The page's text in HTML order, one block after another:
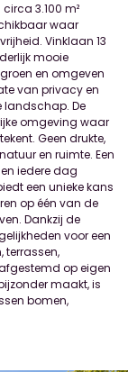
3.100 m²
waar
Vinklaan 13
mooie
en omgeven
van privacy en
landschap. De
omgeving waar
Geen drukte,
en ruimte. Een
iedere dag
een unieke kans
op één van de
Dankzij de
voor een
op eigen
maakt, is
bomen,